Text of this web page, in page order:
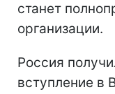
станет
организации.
Россия
вступление в